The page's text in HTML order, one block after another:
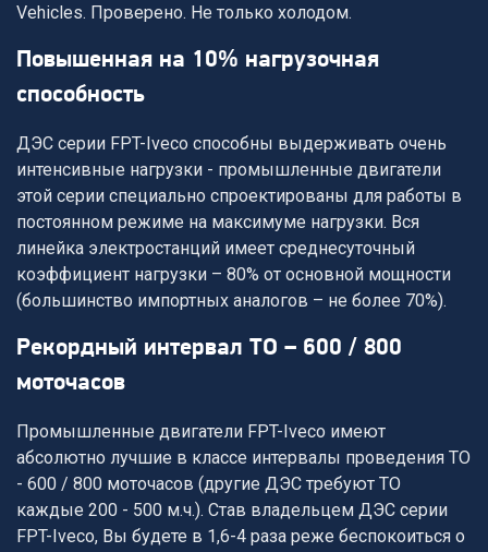
Vehicles. Проверено. Не только холодом.
повышенная на 10% нагрузочная
способность
ДЭС серии FPT-Iveco способны выдерживать очень
интенсивные нагрузки - промышленные двигатели
этой серии специально спроектированы для работы в
постоянном режиме на максимуме нагрузки. Вся
линейка электростанций имеет среднесуточный
коэффициент нагрузки – 80% от основной мощности
(большинство импортных аналогов – не более 70%).
рекордный интервал ТО – 600 / 800
моточасов
Промышленные двигатели FPT-Iveco имеют
абсолютно лучшие в классе интервалы проведения ТО
- 600 / 800 моточасов (другие ДЭС требуют ТО
каждые 200 - 500 м.ч.). Став владельцем ДЭС серии
FPT-Iveco, Вы будете в 1,6-4 раза реже беспокоиться о